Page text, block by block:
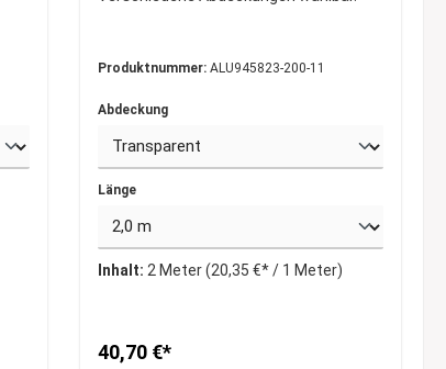
Produktnummer: ALU945823-200-11
Abdeckung
Länge
Inhalt: 2 Meter(20,35 €* / 1 Meter)
40,70 €*